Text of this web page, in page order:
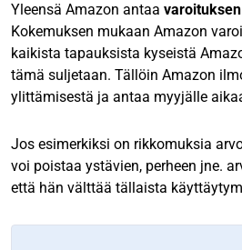
Yleensä Amazon antaa varoituksen
Kokemuksen mukaan Amazon
kaikista tapauksista kyseistä
tämä suljetaan. Tällöin Amazon
ylittämisestä ja antaa myyjälle
Jos esimerkiksi on rikkomuksia
voi poistaa ystävien, perheen jne.
että hän välttää tällaista